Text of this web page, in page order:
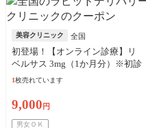
美容クリニック 全国
初登場！【オンライン診療】リ
ベルサス 3mg（1か月分）※初診
料・送料込
1枚売れています
9,000 円
男女ＯＫ